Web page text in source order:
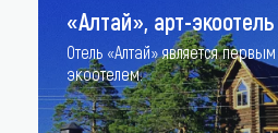
«Алтай», арт-экоотель
Отель «Алтай» является
экоотелем.